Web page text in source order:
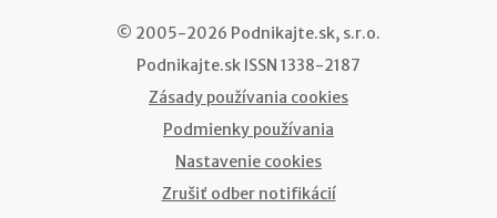
© 2005-2026 Podnikajte.sk, s.r.o.
Podnikajte.sk ISSN 1338-2187
Zásady používania cookies
Podmienky používania
Nastavenie cookies
Zrušiť odber notifikácií